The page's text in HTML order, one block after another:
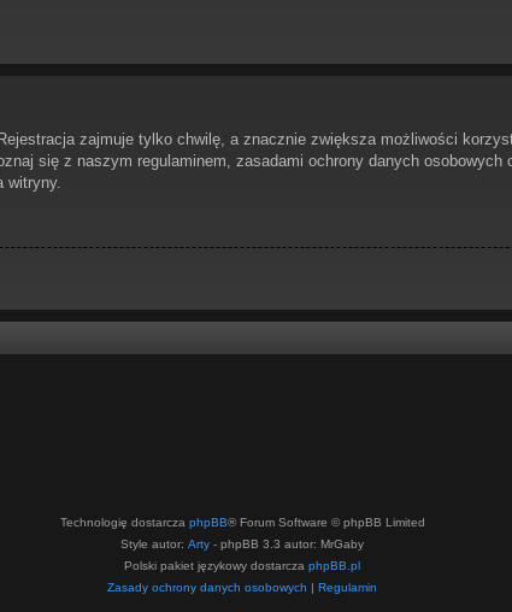
zajmuje tylko chwilę, a znacznie zwiększa możliwości
się z naszym regulaminem, zasadami ochrony danych
witryny.
Technologię dostarcza phpBB® Forum Software © phpBB Limited
Style autor: Arty - phpBB 3.3 autor: MrGaby
Polski pakiet językowy dostarcza phpBB.pl
Zasady ochrony danych osobowych | Regulamin